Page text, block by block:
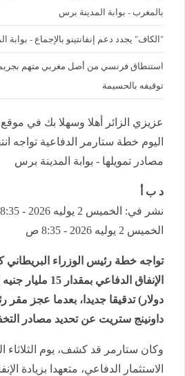
بالمغرب - بوابة المدينة برس
"الكاف" يجدد دعم إنفانتينو بالإجماع - بوابة
استنطاق فرنسي من أصل مغربي متهم
توقيفه بالحسيمة
عزيزي الزائر أهلا وسهلا بك في
اليوم خطة ستارمر الدفاعية تواجه
مصادر تمويلها - بوابة المدينة برس
د ب أ
الخميس 2 يوليه 2026 - 8:35 ص
تواجه خطة رئيس الوزراء البريطاني
دولار) تدقيقا جديدا، بعدما عجز مقر
داونينج ستريت عن تحديد مصادر
وكان ستارمر قد كشف، يوم